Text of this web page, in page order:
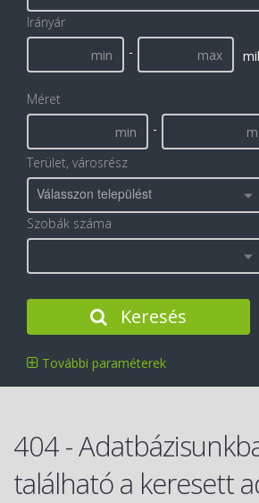
Irányár
-
Méret
-
Terület, városrész
Válasszon települést
Szobák száma
Keresés
További paraméterek
404 -
található a keresett